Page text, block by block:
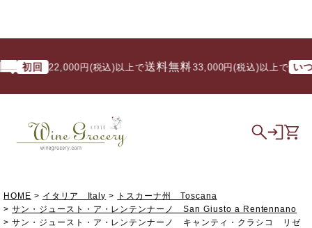
回 22,000円(税込)以上で送料無料/ 33,000円(税込)以上で いつでも
HOME イタリア Italy
トスカーナ州 Toscana
サン・ジュースト・ア・レンテンナーノ San Giusto a Rentennano
サン・ジュースト・ア・レンテンナーノ キャンティ・クラシコ リゼ